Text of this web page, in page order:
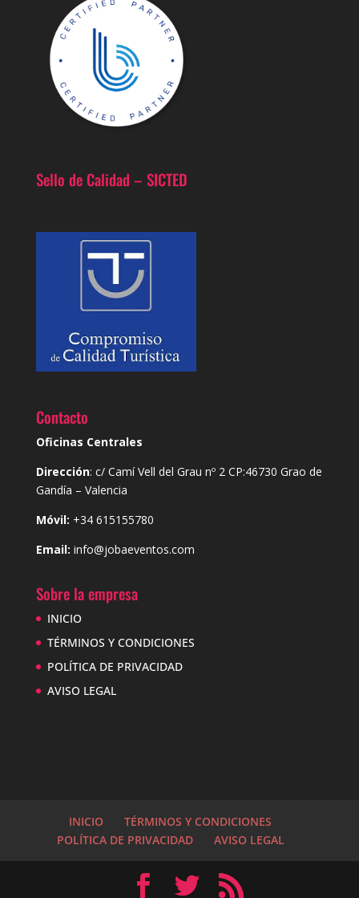
Sello de Calidad – SICTED
Contacto
Oficinas Centrales
Dirección: c/ Camí Vell del Grau nº 2 CP:46730 Grao de
Gandía – Valencia
Móvil: +34 615155780
Email: info@jobaeventos.com
Sobre la empresa
INICIO
TÉRMINOS Y CONDICIONES
POLÍTICA DE PRIVACIDAD
AVISO LEGAL
INICIO
TÉRMINOS Y CONDICIONES
POLÍTICA DE PRIVACIDAD
AVISO LEGAL